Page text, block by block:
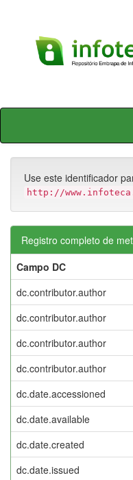
Skip
Use este identificador
http://
Registro completo de
Campo DC
dc.contributor.author
dc.contributor.author
dc.contributor.author
dc.contributor.author
dc.date.accessioned
dc.date.available
dc.date.created
dc.date.issued